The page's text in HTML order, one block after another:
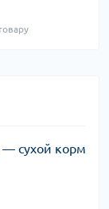
— сухой корм